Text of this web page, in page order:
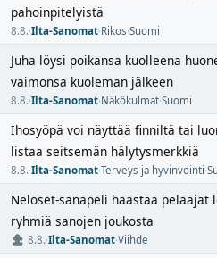
pahoinpitelyistä
8.8.·Ilta-Sanomat·Rikos·Suomi
Juha löysi poikansa kuolleena
vaimonsa kuoleman jälkeen
8.8.·Ilta-Sanomat·Näkökulmat·Suomi
Ihosyöpä voi näyttää finniltä tai
listaa seitsemän hälytysmerkkiä
8.8.·Ilta-Sanomat·Terveys ja hyvinvointi·
Neloset-sanapeli haastaa pelaajat
ryhmiä sanojen joukosta
8.8.·Ilta-Sanomat·Viihde